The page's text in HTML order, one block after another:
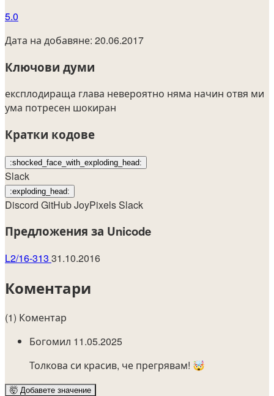
5.0
Дата на добавяне: 20.06.2017
Ключови думи
експлодираща глава невероятно няма начин отвя ми
ума потресен шокиран
Кратки кодове
:shocked_face_with_exploding_head:
Slack
:exploding_head:
Discord GitHubJoyPixelsSlack
Предложения за Unicode
L2/16-313 31.10.2016
Коментари
(1) Коментар
Богомил 11.05.2025
Толкова си красив, че прегрявам! 🤯
🤯 Добавете значение